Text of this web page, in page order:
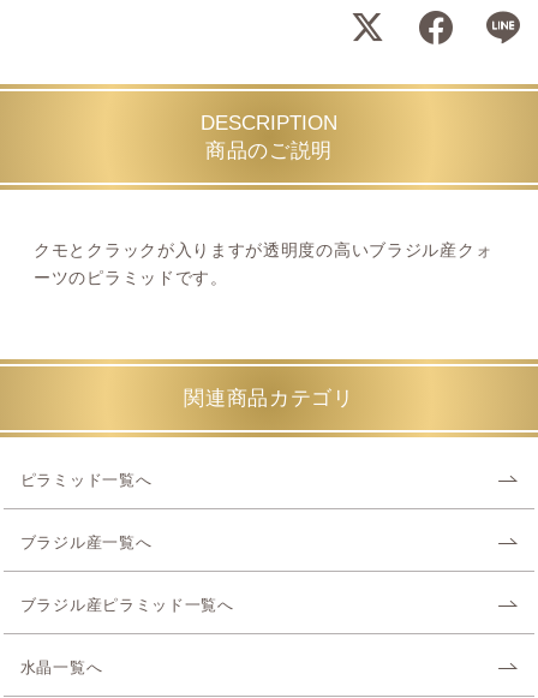
DESCRIPTION
商品のご説明
クモとクラックが入りますが透明度の高いブラジル産クォ
ーツのピラミッドです。
関連商品カテゴリ
ピラミッド一覧へ
ブラジル産一覧へ
ブラジル産ピラミッド一覧へ
水晶一覧へ